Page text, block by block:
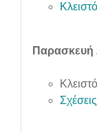
Παρασκευή